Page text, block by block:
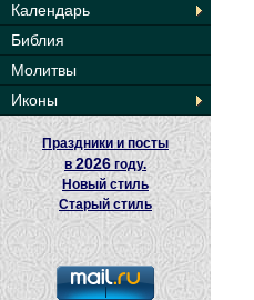
Календарь
Библия
Молитвы
Иконы
Праздники и посты
в2026 году.
Новый стиль
Старый стиль